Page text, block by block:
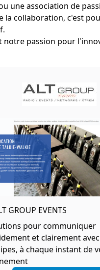
une association de
la collaboration, c'est
passion pour
GROUP EVENTS
pour communiquer
et clairement
à chaque instant de